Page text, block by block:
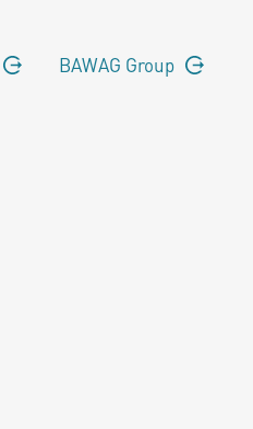
BAWAG Group